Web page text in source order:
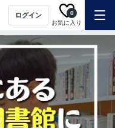
ログイン
お気に入り
0